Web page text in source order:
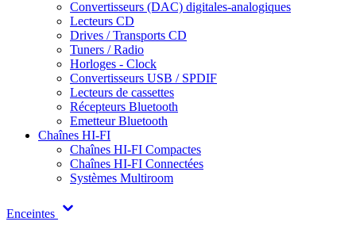
Convertisseurs (DAC) digitales-analogiques
Lecteurs CD
Drives / Transports CD
Tuners / Radio
Horloges - Clock
Convertisseurs USB / SPDIF
Lecteurs de cassettes
Récepteurs Bluetooth
Emetteur Bluetooth
Chaînes HI-FI
Chaînes HI-FI Compactes
Chaînes HI-FI Connectées
Systèmes Multiroom
Enceintes